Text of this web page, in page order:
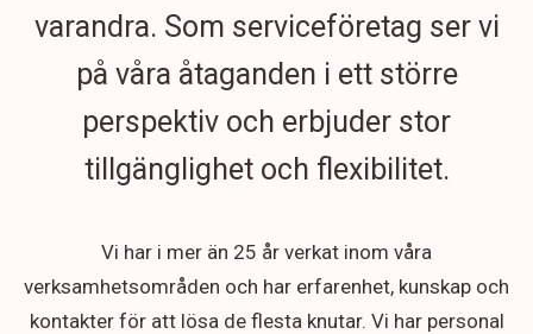
varandra. Som serviceföretag ser vi
på våra åtaganden i ett större
perspektiv och erbjuder stor
tillgänglighet och flexibilitet.
Vi har i mer än 25 år verkat inom våra
verksamhetsområden och har erfarenhet, kunskap och
kontakter för att lösa de flesta knutar. Vi har personal